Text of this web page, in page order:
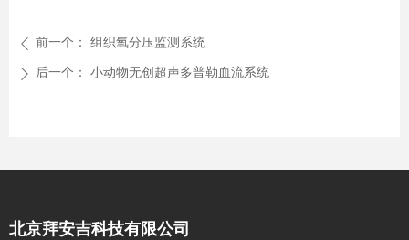
ꄴ 前一个： 组织氧分压监测系统
ꄲ 后一个： 小动物无创超声多普勒血流系统
北京拜安吉科技有限公司